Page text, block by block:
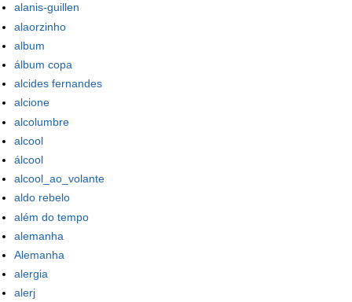
alanis-guillen
alaorzinho
album
álbum copa
alcides fernandes
alcione
alcolumbre
alcool
álcool
alcool_ao_volante
aldo rebelo
além do tempo
alemanha
Alemanha
alergia
alerj